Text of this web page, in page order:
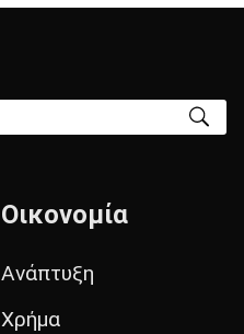
Οικονομία
Ανάπτυξη
Χρήμα